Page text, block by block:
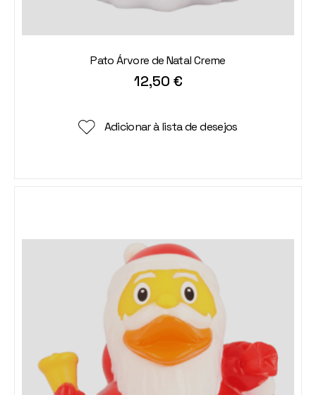
Pato Árvore de Natal Creme
12,50 €
Adicionar à lista de desejos